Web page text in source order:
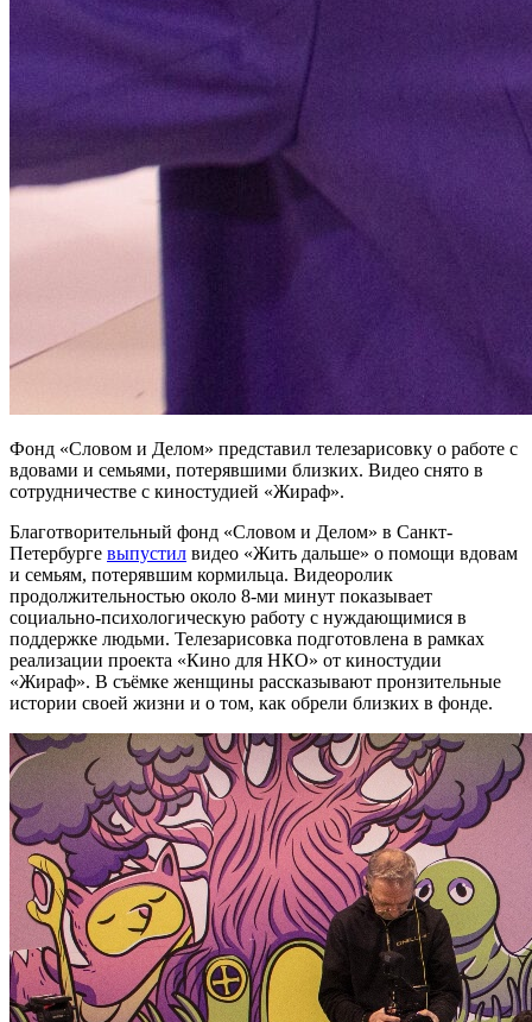
Фонд «Словом и Делом» представил телезарисовку о работе с
вдовами и семьями, потерявшими близких. Видео снято в
сотрудничестве с киностудией «Жираф».
Благотворительный фонд «Словом и Делом» в Санкт-
Петербурге выпустил видео «Жить дальше» о помощи вдовам
и семьям, потерявшим кормильца. Видеоролик
продолжительностью около 8-ми минут показывает
социально-психологическую работу с нуждающимися в
поддержке людьми. Телезарисовка подготовлена в рамках
реализации проекта «Кино для НКО» от киностудии
«Жираф». В съёмке женщины рассказывают пронзительные
истории своей жизни и о том, как обрели близких в фонде.